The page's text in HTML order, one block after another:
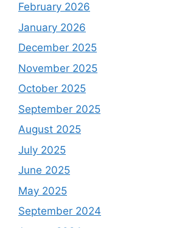
February 2026
January 2026
December 2025
November 2025
October 2025
September 2025
August 2025
July 2025
June 2025
May 2025
September 2024